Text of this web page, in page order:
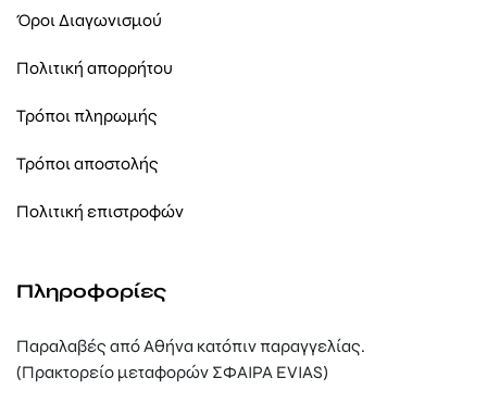
Όροι Διαγωνισμού
Πολιτική απορρήτου
Τρόποι πληρωμής
Τρόποι αποστολής
Πολιτική επιστροφών
Πληροφορίες
Παραλαβές από Αθήνα κατόπιν παραγγελίας.
(Πρακτορείο μεταφορών ΣΦΑΙΡΑ EVIAS)